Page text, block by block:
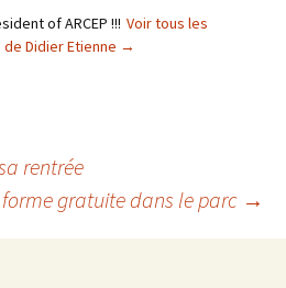
of ARCEP !!! Voir tous les
Didier Etienne →
rentrée
forme gratuite dans le parc →